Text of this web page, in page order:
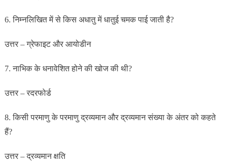
6. निम्नलिखित में से किस अधातु में धातुई चमक पाई जाती है?
उत्तर – ग्रेफाइट और आयोडीन
7. नाभिक के धनावेशित होने की खोज की थी?
उत्तर – रदरफोर्ड
8. किसी परमाणु के परमाणु द्रव्यमान और द्रव्यमान संख्या के अंतर को कहते
हैं?
उत्तर – द्रव्यमान क्षति